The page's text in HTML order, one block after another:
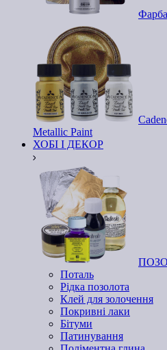
Metallic Paint
ХОБІ І ДЕКОР
Поталь
Рідка позолота
Клей для золочення
Покривні лаки
Бітуми
Патинування